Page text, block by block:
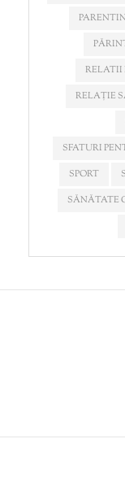
RELATII
RELAȚIE
SFATURI
SPORT
SĂNĂTATE